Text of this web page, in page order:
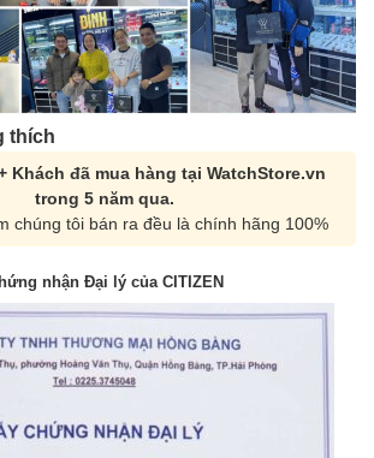
thích
Khách đã mua hàng tại WatchStore.vn
trong 5 năm qua.
chúng tôi bán ra đều là chính hãng 100%
nhận Đại lý của CITIZEN